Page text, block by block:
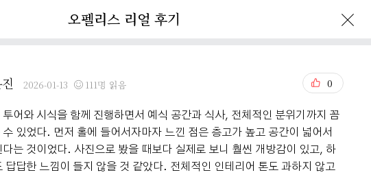
오펠리스 리얼 후기
2026-01-13 111명 읽음 0
투어와 시식을 함께 진행하면서 예식 공간과 식사, 전체적인 분위기까지 꼼
있었다. 먼저 홀에 들어서자마자 느낀 점은 층고가 높고 공간이 넓어서
다는 것이었다. 사진으로 봤을 때보다 실제로 보니 훨씬 개방감이 있고, 하
답답한 느낌이 들지 않을 것 같았다. 전체적인 인테리어 톤도 과하지 않고